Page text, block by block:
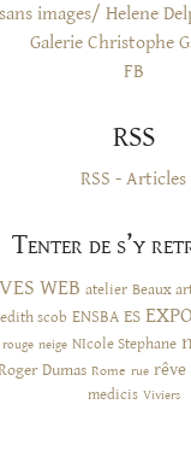
images/ Helene
Galerie Christophe
FB
RSS
RSS - Articles
Tenter de s’y
WEB atelier Beaux
edith scob ENSBA ES
neige NIcole Stephane
Dumas Rome rue rêve
medicis Viviers